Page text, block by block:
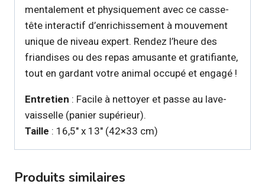
mentalement et physiquement avec ce casse-
tête interactif d’enrichissement à mouvement
unique de niveau expert. Rendez l’heure des
friandises ou des repas amusante et gratifiante,
tout en gardant votre animal occupé et engagé !
Entretien : Facile à nettoyer et passe au lave-
vaisselle (panier supérieur).
Taille : 16,5″ x 13″ (42×33 cm)
Produits similaires